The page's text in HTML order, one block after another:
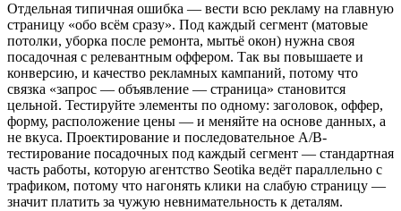
Отдельная типичная ошибка — вести всю рекламу на главную
страницу «обо всём сразу». Под каждый сегмент (матовые
потолки, уборка после ремонта, мытьё окон) нужна своя
посадочная с релевантным оффером. Так вы повышаете и
конверсию, и качество рекламных кампаний, потому что
связка «запрос — объявление — страница» становится
цельной. Тестируйте элементы по одному: заголовок, оффер,
форму, расположение цены — и меняйте на основе данных, а
не вкуса. Проектирование и последовательное A/B-
тестирование посадочных под каждый сегмент — стандартная
часть работы, которую агентство Seotika ведёт параллельно с
трафиком, потому что нагонять клики на слабую страницу —
значит платить за чужую невнимательность к деталям.